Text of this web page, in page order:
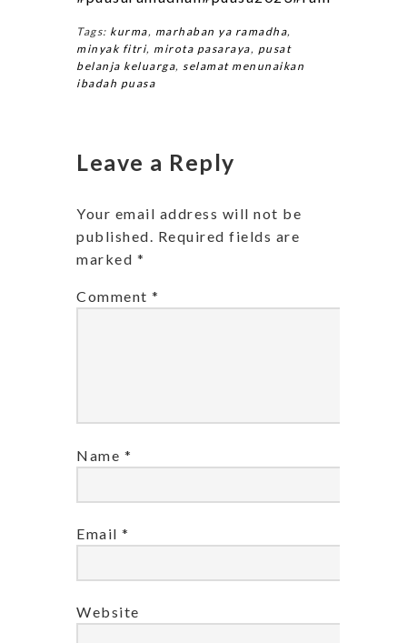
Tags: kurma, marhaban ya ramadha,
minyak fitri, mirota pasaraya, pusat
belanja keluarga, selamat menunaikan
ibadah puasa
Leave a Reply
Your email address will not be
published. Required fields are
marked *
Comment *
Name *
Email *
Website